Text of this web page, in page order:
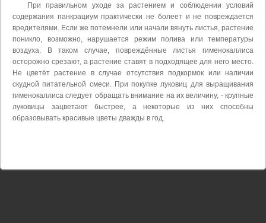
При правильном уходе за растением и соблюдении условий
содержания панкрациум практически не болеет и не повреждается
вредителями. Если же потемнели или начали вянуть листья, растение
поникло, возможно, нарушается режим полива или температуры
воздуха. В таком случае, повреждённые листья гименокаллиса
осторожно срезают, а растение ставят в подходящее для него место.
Не цветёт растение в случае отсутствия подкормок или наличии
скудной питательной смеси. При покупке луковиц для выращивания
гименокаллиса следует обращать внимание на их величину, - крупные
луковицы зацветают быстрее, а некоторые из них способны
образовывать красивые цветы дважды в год.